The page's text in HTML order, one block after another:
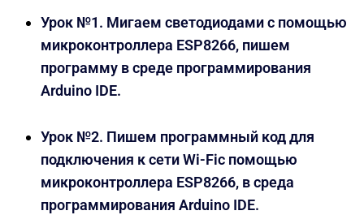
Урок №1. Мигаем светодиодами с помощью
микроконтроллера ESP8266, пишем
программу в среде программирования
Arduino IDE.
Урок №2. Пишем программный код для
подключения к сети Wi-Fiс помощью
микроконтроллера ESP8266, в среда
программирования Arduino IDE.